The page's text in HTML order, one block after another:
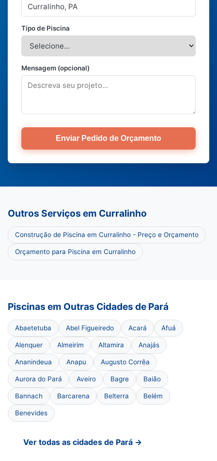
Tipo de Piscina
Mensagem (opcional)
Enviar Pedido de Orçamento
Outros Serviços em Curralinho
Construção de Piscina em Curralinho - Preço e Orçamento
Orçamento para Piscina em Curralinho
Piscinas em Outras Cidades de Pará
Abaetetuba Abel Figueiredo Acará Afuá
Alenquer Almeirim Altamira Anajás
Ananindeua Anapu Augusto Corrêa
Aurora do Pará Aveiro Bagre Baião
Bannach Barcarena Belterra Belém
Benevides
Ver todas as cidades de Pará →